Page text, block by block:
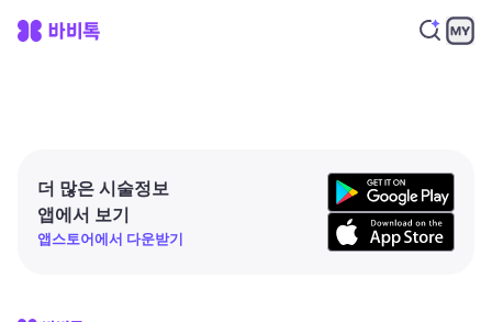
더 많은 시술정보
앱에서 보기
앱스토어에서 다운받기